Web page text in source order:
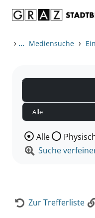
› ... Mediensuche ›
Wählen Sie die
Alle
Suche
Zur Trefferliste